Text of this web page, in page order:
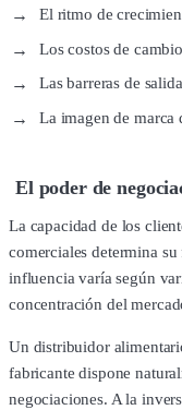
El ritmo de
Los costos de
Las barreras de
La imagen de marca
El poder de
La capacidad de los
comerciales determina
influencia varía según
concentración del
Un distribuidor
fabricante dispone
negociaciones. A la